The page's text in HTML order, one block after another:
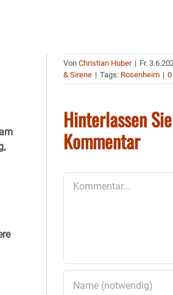
VonChristian Huber | Fr.
& Sirene | Tags: Rosenheim |
Hinterlassen
Kommentar